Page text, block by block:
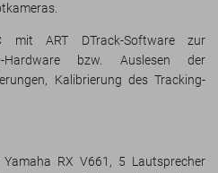
mit ART DTrack-Software zur
Hardware bzw. Auslesen der
Kalibrierung des Tracking-
Yamaha RX V661, 5 Lautsprecher